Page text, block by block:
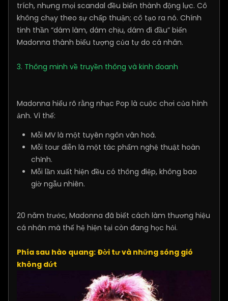
trích, nhưng mọi scandal đều biến thành động lực. Cô
không chạy theo sự chấp thuận; cô tạo ra nó. Chính
tinh thần “dám làm, dám chịu, dám đi đầu” biến
Madonna thành biểu tượng của tự do cá nhân.
3. Thông minh về truyền thông và kinh doanh
Madonna hiểu rõ rằng nhạc Pop là cuộc chơi của hình
ảnh. Vì thế:
Mỗi MV là một tuyên ngôn văn hoá.
Mỗi tour diễn là một tác phẩm nghệ thuật hoàn
chỉnh.
Mỗi lần xuất hiện đều có thông điệp, không bao
giờ ngẫu nhiên.
20 năm trước, Madonna đã biết cách làm thương hiệu
cá nhân mà thế hệ hiện tại còn đang học hỏi.
Phía sau hào quang: Đời tư và những sóng gió
không dứt